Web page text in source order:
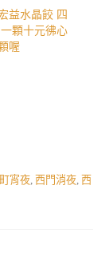
益水晶餃 四
顆十元彿心
喔
宵夜, 西門消夜, 西